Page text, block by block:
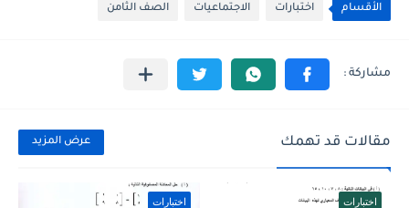
الأقسام اختبارات الاجتماعيات الصف الثامن
مقالات قد تهمك عرض المزيد
اختبارات اختبارات